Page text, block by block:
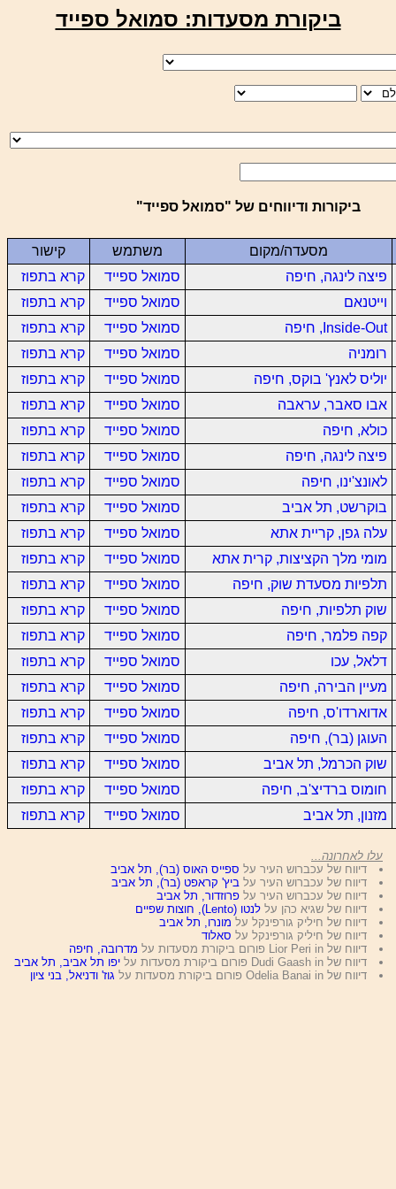
ביקורת מסעדות: סמואל ספייד
ביקורות ודיווחים של "סמואל ספייד"
מסעדה/מקום משתמש
קישור
פיצה לינגה, חיפה
סמואל ספייד
קרא בתפוז
וייטנאם
סמואל ספייד
קרא בתפוז
Inside-Out, חיפה
סמואל ספייד
קרא בתפוז
רומניה
סמואל ספייד
קרא בתפוז
יוליס לאנץ' בוקס, חיפה
סמואל ספייד
קרא בתפוז
אבו סאבר, עראבה
סמואל ספייד
קרא בתפוז
כולא, חיפה
סמואל ספייד
קרא בתפוז
פיצה לינגה, חיפה
סמואל ספייד
קרא בתפוז
לאונצ'ינו, חיפה
סמואל ספייד
קרא בתפוז
בוקרשט, תל אביב
סמואל ספייד
קרא בתפוז
עלה גפן, קריית אתא
סמואל ספייד
קרא בתפוז
מומי מלך הקציצות, קרית אתא
סמואל ספייד
קרא בתפוז
תלפיות מסעדת שוק, חיפה
סמואל ספייד
קרא בתפוז
שוק תלפיות, חיפה
סמואל ספייד
קרא בתפוז
קפה פלמר, חיפה
סמואל ספייד
קרא בתפוז
דלאל, עכו
סמואל ספייד
קרא בתפוז
מעיין הבירה, חיפה
סמואל ספייד
קרא בתפוז
אדוארדו'ס, חיפה
סמואל ספייד
קרא בתפוז
העוגן (בר), חיפה
סמואל ספייד
קרא בתפוז
שוק הכרמל, תל אביב
סמואל ספייד
קרא בתפוז
חומוס ברדיצ'ב, חיפה
סמואל ספייד
קרא בתפוז
מזנון, תל אביב
סמואל ספייד קרא בתפוז
עלו לאחרונה...
דיווח של עכברוש העיר על ספייס האוס (בר), תל אביב
דיווח של עכברוש העיר על ביץ' קראפט (בר), תל אביב
דיווח של עכברוש העיר עלפרוזדור, תל אביב
דיווח של שגיא כהן עללנטו (Lento), חוצות שפיים
דיווח של חיליק גורפינקל על מונרו, תל אביב
דיווח של חיליק גורפינקל על סאלוד
דיווח של Lior Peri in פורום ביקורת מסעדות על
מדרובה, חיפה
דיווח של Dudi Gaash in פורום ביקורת מסעדות על
יפו תל אביב, תל אביב
דיווח של Odelia Banai in פורום ביקורת מסעדות על
גוז' ודניאל, בני ציון